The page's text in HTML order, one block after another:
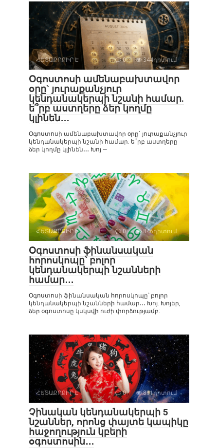
ՀԵՏԱՔՐՔԻՐ Է 0 344դիտում
Օգոստոսի ամենաբախտավոր
օրը` յուրաքանչյուր
կենդանակերպի նշանի համար.
ե՞րբ աստղերը ձեր կողմը
կլինեն․․․
Օգոստոսի ամենաբախտավոր օրը` յուրաքանչյուր
կենդանակերպի նշանի համար. ե՞րբ աստղերը
ձեր կողմը կլինեն․․․ Խոյ —
ՀԵՏԱՔՐՔԻՐ Է 0 846դիտում
Օգոստոսի ֆինանսական
հորոսկոպը՝ բոլոր
կենդանակերպի նշանների
համար․․․
Օգոստոսի ֆինանսական հորոսկոպը՝ բոլոր
կենդանակերպի նշանների համար․․․ Խոյ. Խոյեր,
ձեր օգոստոսը կսկսվի ուժի փորձությամբ:
ՀԵՏԱՔՐՔԻՐ Է 0 891դիտում
Չինական կենդանակերպի 5
նշաններ, որոնց փայտե կապիկը
հաջողություն կբերի
օգոստոսին․․․